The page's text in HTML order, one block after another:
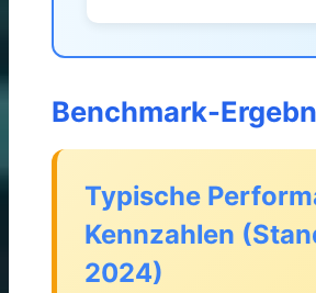
Benchmark-
Typische
Kennzahlen
2024)